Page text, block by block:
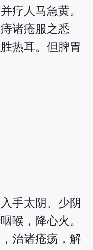
疗人马急黄。
诸疮服之悉
热耳。但脾胃
手太阴、少阴
喉，降心火。
治诸疮疡，解